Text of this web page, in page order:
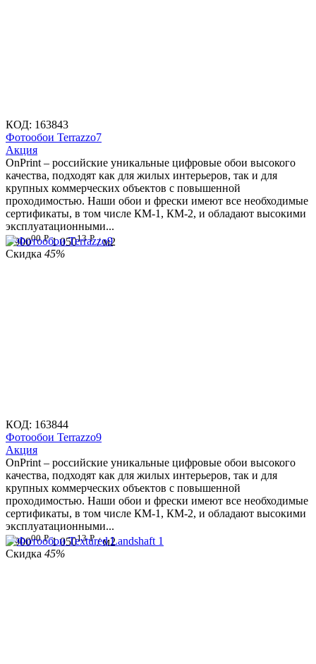
КОД: 163843
Фотообои Terrazzo7
Aкция
OnPrint – российские уникальные цифровые обои высокого
качества, подходят как для жилых интерьеров, так и для
крупных коммерческих объектов с повышенной
проходимостью. Наши обои и фрески имеют все необходимые
сертификаты, в том числе КМ-1, КМ-2, и обладают высокими
эксплуатационными...
1 90000 Р 1 05013 Р / м2
Скидка 45%
КОД: 163844
Фотообои Terrazzo9
Aкция
OnPrint – российские уникальные цифровые обои высокого
качества, подходят как для жилых интерьеров, так и для
крупных коммерческих объектов с повышенной
проходимостью. Наши обои и фрески имеют все необходимые
сертификаты, в том числе КМ-1, КМ-2, и обладают высокими
эксплуатационными...
1 90000 Р 1 05013 Р / м2
Скидка 45%